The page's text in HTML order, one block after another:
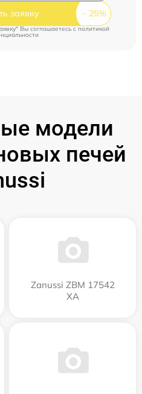
заявку
Вы соглашаетесь cполитикой
модели
печей
Zanussi ZBM 17542
XA